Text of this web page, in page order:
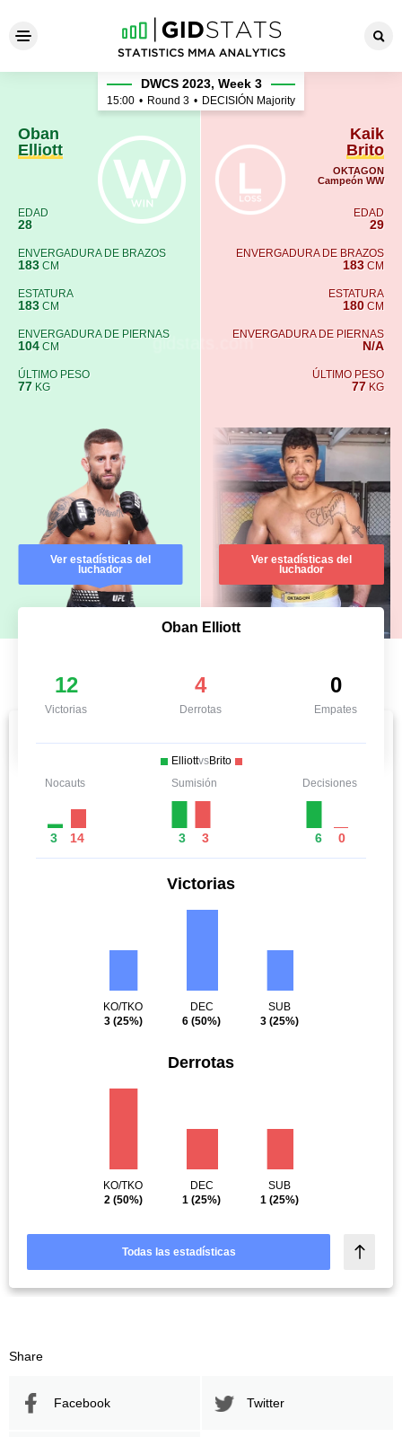
Oban Elliott - Kaik Brito
Oban
Elliott
EDAD
28
ENVERGADURA DE BRAZOS
183 CM
ESTATURA
183 CM
ENVERGADURA DE PIERNAS
104 CM
ÚLTIMO PESO
77 KG
Ver estadísticas del
luchador
DWCS 2023, Week 3
15:00 • Round 3 • DECISIÓN Majority
Kaik
Brito
OKTAGON
Campeón WW
EDAD
29
ENVERGADURA DE BRAZOS
183 CM
ESTATURA
180 CM
ENVERGADURA DE PIERNAS
N/A
ÚLTIMO PESO
77 KG
Ver estadísticas del
luchador
Oban Elliott
12
Victorias
4
Derrotas
0
Empates
ElliottvsBrito
Nocauts
3 14
Sumisión
3 3
Decisiones
6 0
Victorias
KO/TKO
3(25%)
DEC
6 (50%)
SUB
3 (25%)
Derrotas
KO/TKO
2(50%)
DEC
1 (25%)
SUB
1 (25%)
Todas las estadísticas
Share
Facebook Twitter